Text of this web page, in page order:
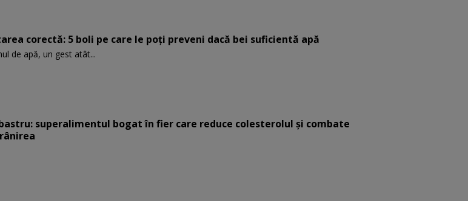
corectă: 5 boli pe care le poți preveni dacă bei suficientă apă
de apă, un gest atât...
superalimentul bogat în fier care reduce colesterolul și combate